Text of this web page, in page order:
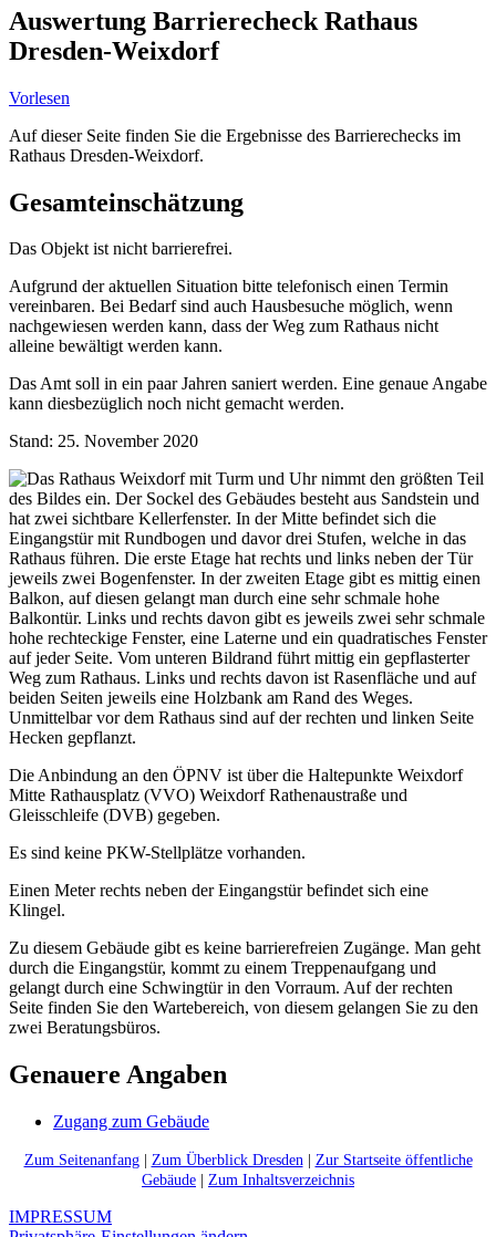
Auswertung Barrierecheck Rathaus
Dresden-Weixdorf
Vorlesen
Auf dieser Seite finden Sie die Ergebnisse des Barrierechecks im
Rathaus Dresden-Weixdorf.
Gesamteinschätzung
Das Objekt ist nicht barrierefrei.
Aufgrund der aktuellen Situation bitte telefonisch einen Termin
vereinbaren. Bei Bedarf sind auch Hausbesuche möglich, wenn
nachgewiesen werden kann, dass der Weg zum Rathaus nicht
alleine bewältigt werden kann.
Das Amt soll in ein paar Jahren saniert werden. Eine genaue Angabe
kann diesbezüglich noch nicht gemacht werden.
Stand: 25. November 2020
Die Anbindung an den ÖPNV ist über die Haltepunkte Weixdorf
Mitte Rathausplatz (VVO) Weixdorf Rathenaustraße und
Gleisschleife (DVB) gegeben.
Es sind keine PKW-Stellplätze vorhanden.
Einen Meter rechts neben der Eingangstür befindet sich eine
Klingel.
Zu diesem Gebäude gibt es keine barrierefreien Zugänge. Man geht
durch die Eingangstür, kommt zu einem Treppenaufgang und
gelangt durch eine Schwingtür in den Vorraum. Auf der rechten
Seite finden Sie den Wartebereich, von diesem gelangen Sie zu den
zwei Beratungsbüros.
Genauere Angaben
Zugang zum Gebäude
Zum Seitenanfang| Zum Überblick Dresden| Zur Startseite öffentliche
Gebäude
Zum Inhaltsverzeichnis
IMPRESSUM